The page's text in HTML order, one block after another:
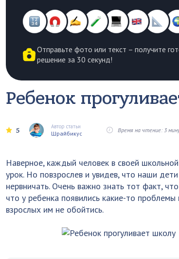
Отправьте фото или текст – получите
решение за 30 секунд!
Ребенок
5 Автор статьи
Шрайбикус Время на чтение: 3
Наверное, каждый человек в своей
урок. Но повзрослев и увидев, что наши
нервничать. Очень важно знать тот факт,
что у ребенка появились какие-то
взрослых им не обойтись.